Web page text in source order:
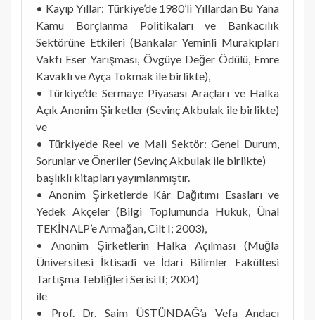
• Kayıp Yıllar: Türkiye’de 1980’li Yıllardan Bu Yana
Kamu Borçlanma Politikaları ve Bankacılık
Sektörüne Etkileri (Bankalar Yeminli Murakıpları
Vakfı Eser Yarışması, Övgüye Değer Ödülü, Emre
Kavaklı ve Ayça Tokmak ile birlikte),
• Türkiye’de Sermaye Piyasası Araçları ve Halka
Açık Anonim Şirketler (Sevinç Akbulak ile birlikte)
ve
• Türkiye’de Reel ve Mali Sektör: Genel Durum,
Sorunlar ve Öneriler (Sevinç Akbulak ile birlikte)
başlıklı kitapları yayımlanmıştır.
• Anonim Şirketlerde Kâr Dağıtımı Esasları ve
Yedek Akçeler (Bilgi Toplumunda Hukuk, Ünal
TEKİNALP’e Armağan, Cilt I; 2003),
• Anonim Şirketlerin Halka Açılması (Muğla
Üniversitesi İktisadi ve İdari Bilimler Fakültesi
Tartışma Tebliğleri Serisi II; 2004)
ile
• Prof. Dr. Saim ÜSTÜNDAĞ’a Vefa Andacı